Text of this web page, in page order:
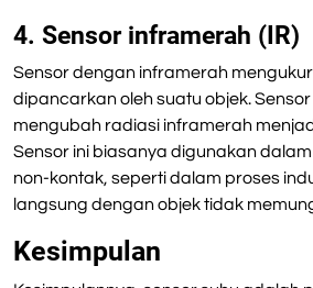
4. Sensor inframerah (IR)
Sensor dengan inframerah
dipancarkan oleh suatu objek.
mengubah radiasi inframerah
Sensor ini biasanya digunakan
non-kontak, seperti dalam proses
langsung dengan objek tidak
Kesimpulan